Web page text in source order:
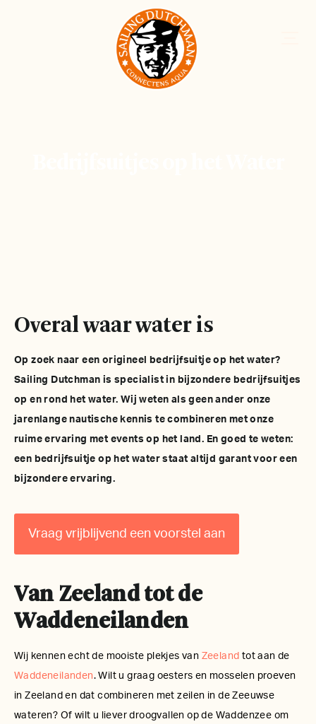
Overal waar water is
Op zoek naar een origineel bedrijfsuitje op het water?
Sailing Dutchman is specialist in bijzondere bedrijfsuitjes
op en rond het water. Wij weten als geen ander onze
jarenlange nautische kennis te combineren met onze
ruime ervaring met events op het land. En goed te weten:
een bedrijfsuitje op het water staat altijd garant voor een
bijzondere ervaring.
Vraag vrijblijvend een voorstel aan
Van Zeeland tot de
Waddeneilanden
Wij kennen echt de mooiste plekjes van Zeeland tot aan de
Waddeneilanden. Wilt u graag oesters en mosselen proeven
in Zeeland en dat combineren met zeilen in de Zeeuwse
wateren? Of wilt u liever droogvallen op de Waddenzee om